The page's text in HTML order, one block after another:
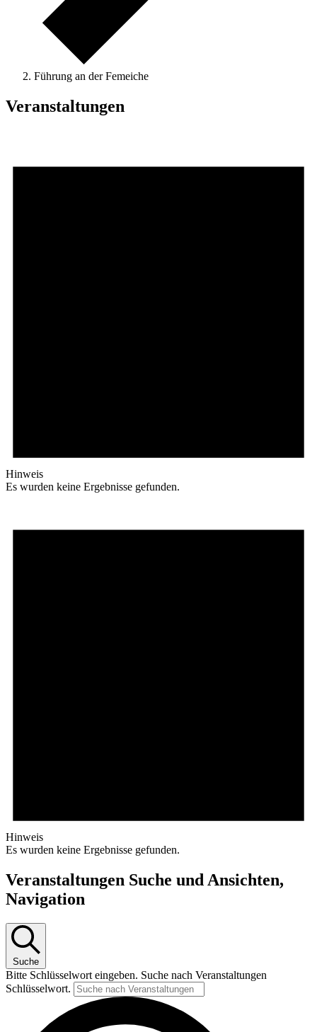
Führung an der Femeiche
Veranstaltungen
Hinweis
Es wurden keine Ergebnisse gefunden.
Hinweis
Es wurden keine Ergebnisse gefunden.
Veranstaltungen Suche und Ansichten,
Navigation
Suche
Bitte Schlüsselwort eingeben. Suche nach Veranstaltungen
Schlüsselwort.